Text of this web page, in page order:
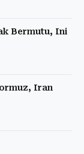
Bermutu, Ini
Iran